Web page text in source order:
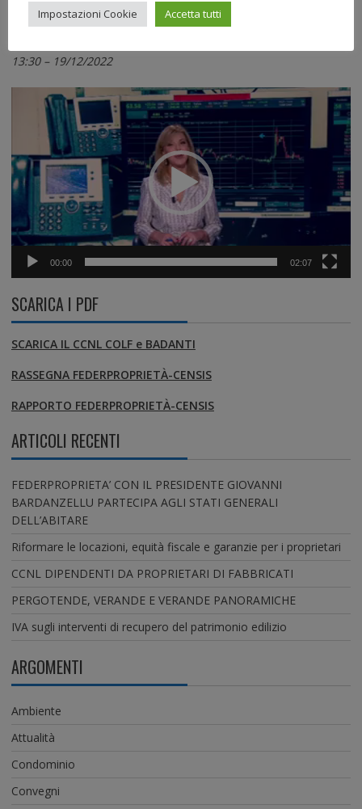
Video Servizio RAI
13:30 – 19/12/2022
00:00 02:07
SCARICA I PDF
SCARICA IL CCNL COLF e BADANTI
RASSEGNA FEDERPROPRIETÀ-CENSIS
RAPPORTO FEDERPROPRIETÀ-CENSIS
ARTICOLI RECENTI
FEDERPROPRIETA’ CON IL PRESIDENTE GIOVANNI
BARDANZELLU PARTECIPA AGLI STATI GENERALI
DELL’ABITARE
Riformare le locazioni, equità fiscale e garanzie per i proprietari
CCNL DIPENDENTI DA PROPRIETARI DI FABBRICATI
PERGOTENDE, VERANDE E VERANDE PANORAMICHE
IVA sugli interventi di recupero del patrimonio edilizio
ARGOMENTI
Ambiente
Attualità
Condominio
Convegni
Impostazioni Cookie Accetta tutti